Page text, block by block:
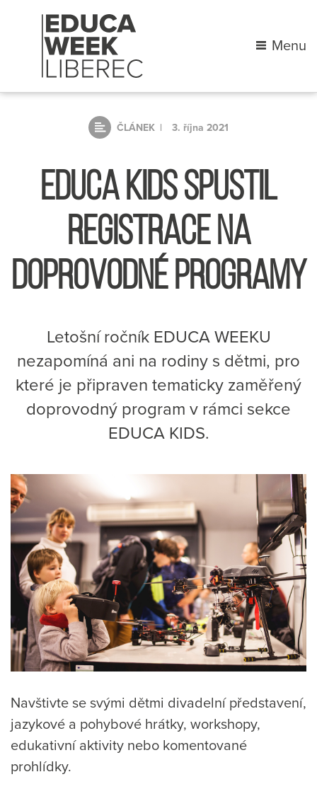
Menu
ČLÁNEK 3. října 2021
EDUCA KIDS SPUSTIL
REGISTRACE NA
DOPROVODNÉ PROGRAMY
Letošní ročník EDUCA WEEKU
nezapomíná ani na rodiny s dětmi, pro
které je připraven tematicky zaměřený
doprovodný program v rámci sekce
EDUCA KIDS.
Navštivte se svými dětmi divadelní představení,
jazykové a pohybové hrátky, workshopy,
edukativní aktivity nebo komentované
prohlídky.